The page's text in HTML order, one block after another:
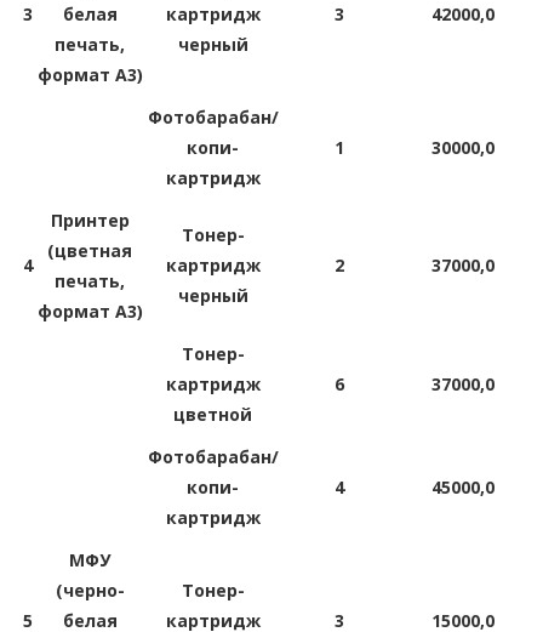
3
белая
печать,
формат A3)
картридж
черный
3 42000,0
Фотобарабан/
копи-
картридж
1 30000,0
4
Принтер
(цветная
печать,
формат A3)
Тонер-
картридж
черный
2 37000,0
Тонер-
картридж
цветной
6 37000,0
Фотобарабан/
копи-
картридж
4 45000,0
5
МФУ
(черно-
белая
Тонер-
картридж
3 15000,0